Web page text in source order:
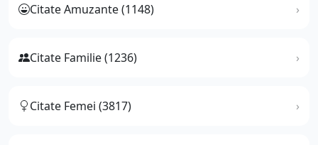
Citate Amuzante (1148)
Citate Familie (1236)
Citate Femei (3817)